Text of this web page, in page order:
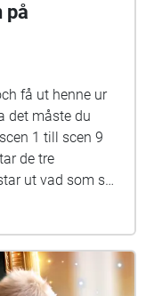
på
få ut henne ur
det måste du
1 till scen 9
de tre
ut vad som ska
kommer
men det lönar
kan du